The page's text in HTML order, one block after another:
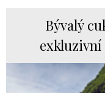
Bývalý
exkluzivní